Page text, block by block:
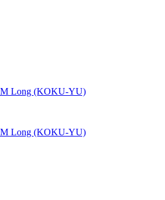
M Long (KOKU-YU)
M Long (KOKU-YU)